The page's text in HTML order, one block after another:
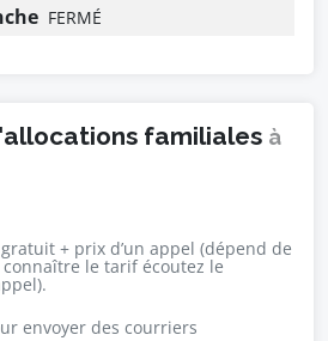
FERMÉ
familiales à
+ prix d’un appel (dépend de
le tarif écoutez le
envoyer des courriers